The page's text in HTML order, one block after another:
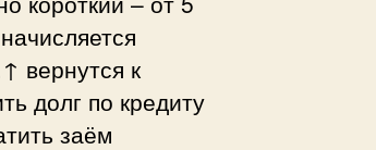
вернутся к
долг по кредиту
заём